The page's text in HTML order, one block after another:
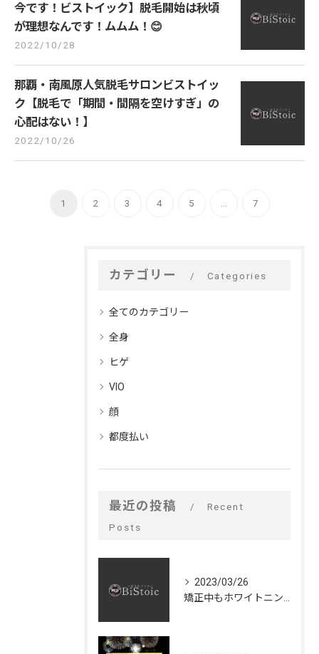
今です！ビストイック】脱毛開始は秋頃
が理想なんです！ムムム！😊
2022/10/28
那覇・南風原人気脱毛サロンビストイッ
ク【脱毛で「期間・間隔を空けすぎ」の
心配はない！】
2022/10/26
1 2 3 4 5 7
カテゴリー Categories
全てのカテゴリー
全身
ヒゲ
VIO
顔
都度払い
最近の投稿
Recent
Posts
2023/03/26